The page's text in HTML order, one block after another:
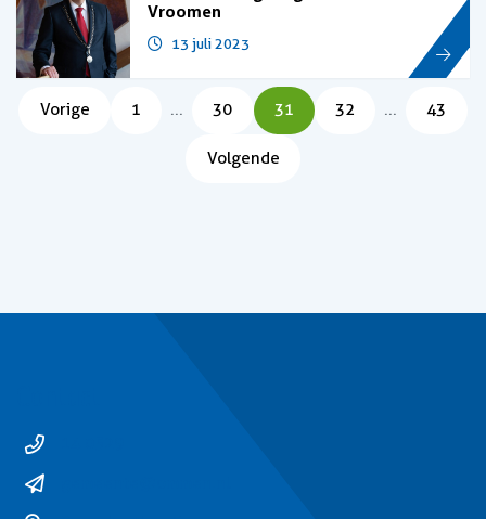
Vroomen
13 juli 2023
Vorige Pagina
1 ... Pagina
30 Pagina
31 Pagina
32 ... Pagina
43
Volgende